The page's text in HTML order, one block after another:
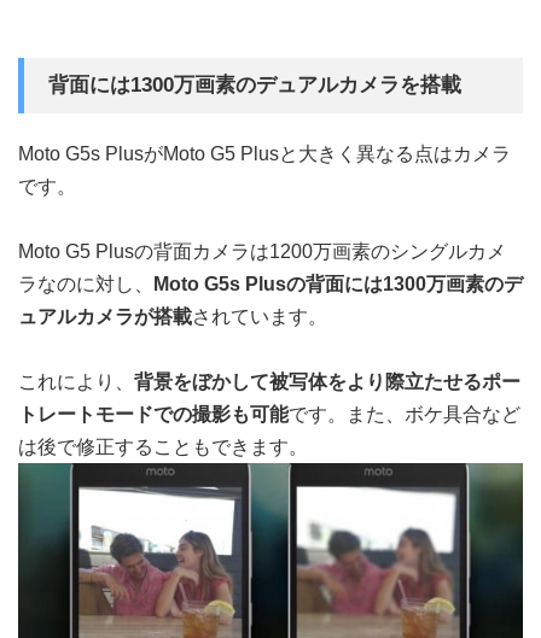
背面には1300万画素のデュアルカメラを搭載
Moto G5s PlusがMoto G5 Plusと大きく異なる点はカメラ
です。
Moto G5 Plusの背面カメラは1200万画素のシングルカメ
ラなのに対し、
Moto G5s Plusの背面には1300万画素のデ
ュアルカメラが搭載されています。
これにより、 背景をぼかして被写体をより際立たせるポー
トレートモードでの撮影も可能です。また、ボケ具合など
は後で修正することもできます。